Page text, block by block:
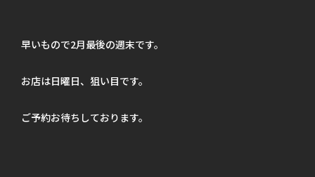
早いもので2月最後の週末です。
お店は日曜日、狙い目です。
ご予約お待ちしております。